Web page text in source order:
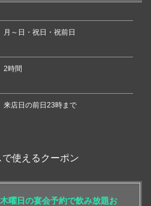
月～日・祝日・祝前日
2時間
来店日の前日23時まで
で使えるクーポン
曜日の宴会予約で飲み放題お
をコピー